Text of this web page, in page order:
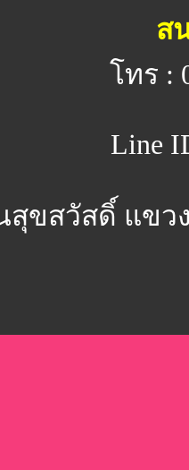
ส
โทร :
Line
สุขสวัสดิ์ แขว